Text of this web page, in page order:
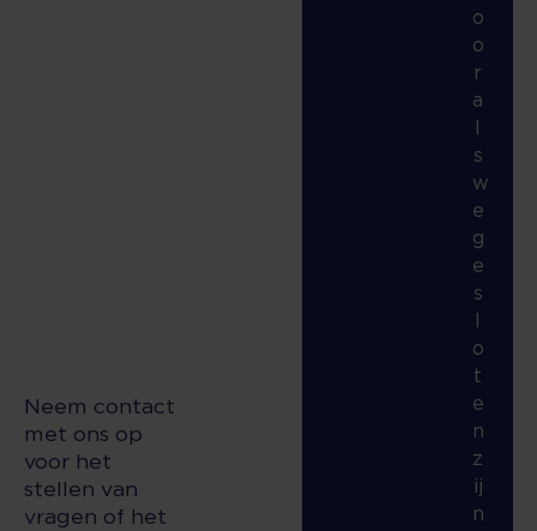
Neem contact
met ons op
voor het
stellen van
vragen of het
o
o
r
a
s
w
e
g
e
s
o
t
e
n
z
ij
n